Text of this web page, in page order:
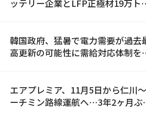
ッテリー企業とLFP正極材19万ト
韓国政府、猛暑で電力需要が過去
高更新の可能性に需給対応体制を
エアプレミア、11月5日から仁川
ーチミン路線運航へ…3年2ヶ月ぶ